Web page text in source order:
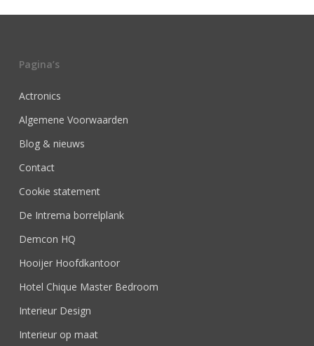
Pagina’s
Actronics
Algemene Voorwaarden
Blog & nieuws
Contact
Cookie statement
De Intrema borrelplank
Demcon HQ
Hooijer Hoofdkantoor
Hotel Chique Master Bedroom
Interieur Design
Interieur op maat